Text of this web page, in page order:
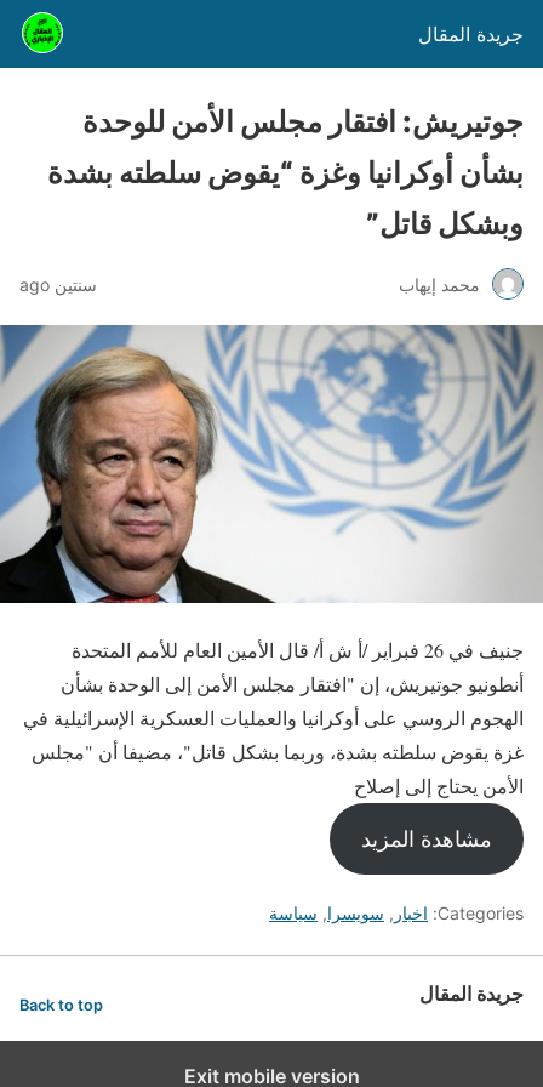
جريدة المقال
جوتيريش: افتقار مجلس الأمن للوحدة
بشأن أوكرانيا وغزة “يقوض سلطته بشدة
وبشكل قاتل”
محمد إيهاب سنتين ago
جنيف في 26 فبراير /أ ش أ/ قال الأمين العام للأمم المتحدة
أنطونيو جوتيريش، إن "افتقار مجلس الأمن إلى الوحدة بشأن
الهجوم الروسي على أوكرانيا والعمليات العسكرية الإسرائيلية في
غزة يقوض سلطته بشدة، وربما بشكل قاتل"، مضيفا أن "مجلس
الأمن يحتاج إلى إصلاح
مشاهدة المزيد
Categories: اخبار , سويسرا, سياسة
جريدة المقال Back to top
Exit mobile version